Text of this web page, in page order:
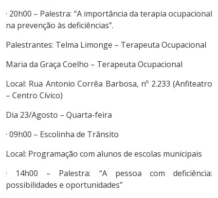
· 20h00 – Palestra: “A importância da terapia ocupacional
na prevenção às deficiências”.
Palestrantes: Telma Limonge – Terapeuta Ocupacional
Maria da Graça Coelho – Terapeuta Ocupacional
Local: Rua Antonio Corrêa Barbosa, nº 2.233 (Anfiteatro
– Centro Cívico)
Dia 23/Agosto – Quarta-feira
· 09h00 – Escolinha de Trânsito
Local: Programação com alunos de escolas municipais
· 14h00 – Palestra: “A pessoa com deficiência:
possibilidades e oportunidades”